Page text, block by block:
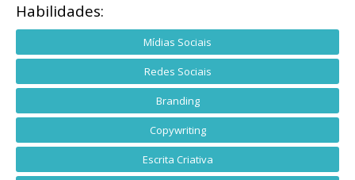
Habilidades:
Mídias Sociais
Redes Sociais
Branding
Copywriting
Escrita Criativa